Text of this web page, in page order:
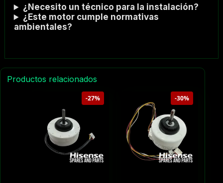
¿Necesito un técnico para la instalación?
¿Este motor cumple normativas
ambientales?
Productos relacionados
-27% -30%